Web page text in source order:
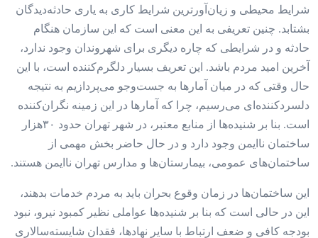
شرایط محیطی و زیان‌آورترین شرایط کاری به یاری حادثه‌دیدگان
بشتابد. چنین تعریفی به این معنی است که این سازمان هنگام
حادثه و در شرایطی که چاره دیگری برای شهروندان وجود ندارد،
آخرین امید مردم باشد. این تعریف بسیار دلگرم‌کننده است، با این
حال وقتی که در میان آمارها به جست‌و‌جو می‌پردازیم به نتیجه
دلسرد‌کننده‌ای می‌رسیم، چرا که آمارها در این زمینه نگران‌کننده
است. بنا بر شنیده‌ها از منابع معتبر، در شهر تهران حدود ۳۰‌هزار
ساختمان نا‌ایمن وجود دارد و در حال حاضر بخش مهمی از
ساختمان‌های عمومی، بیمارستان‌ها و مدارس تهران ناایمن هستند.
این ساختمان‌ها در زمان وقوع بحران باید به مردم خدمات بدهند،
این در حالی است که بنا بر شنیده‌ها عواملی نظیر کمبود نیرو، نبود
بودجه کافی و ضعف ارتباط با سایر نهادها، فقدان شایسته‌سالاری